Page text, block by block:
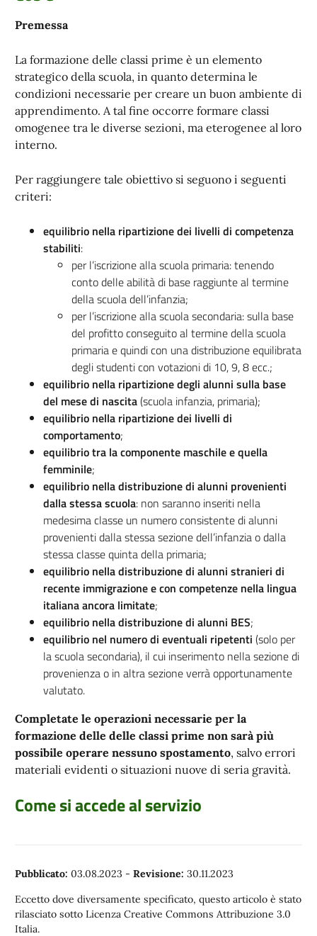
Premessa
La formazione delle classi prime è un elemento
strategico della scuola, in quanto determina le
condizioni necessarie per creare un buon ambiente di
apprendimento. A tal fine occorre formare classi
omogenee tra le diverse sezioni, ma eterogenee al loro
interno.
Per raggiungere tale obiettivo si seguono i seguenti
criteri:
equilibrio nella ripartizione dei livelli di competenza
stabiliti:
per l’iscrizione alla scuola primaria: tenendo
conto delle abilità di base raggiunte al termine
della scuola dell’infanzia;
per l’iscrizione alla scuola secondaria: sulla base
del profitto conseguito al termine della scuola
primaria e quindi con una distribuzione equilibrata
degli studenti con votazioni di 10, 9, 8 ecc.;
equilibrio nella ripartizione degli alunni sulla base
del mese di nascita(scuola infanzia, primaria);
equilibrio nella ripartizione dei livelli di
comportamento;
equilibrio tra la componente maschile e quella
femminile;
equilibrio nella distribuzione di alunni provenienti
dalla stessa scuola: non saranno inseriti nella
medesima classe un numero consistente di alunni
provenienti dalla stessa sezione dell’infanzia o dalla
stessa classe quinta della primaria;
equilibrio nella distribuzione di alunni stranieri di
recente immigrazione e con competenze nella lingua
italiana ancora limitate;
equilibrio nella distribuzione di alunni BES;
equilibrio nel numero di eventuali ripetenti (solo per
la scuola secondaria), il cui inserimento nella sezione di
provenienza o in altra sezione verrà opportunamente
valutato.
Completate le operazioni necessarie per la
formazione delle delle classi prime non sarà più
possibile operare nessuno spostamento, salvo errori
materiali evidenti o situazioni nuove di seria gravità.
Come si accede al servizio
Pubblicato: 03.08.2023 - Revisione: 30.11.2023
Eccetto dove diversamente specificato, questo articolo è stato
rilasciato sotto Licenza Creative Commons Attribuzione 3.0
Italia.